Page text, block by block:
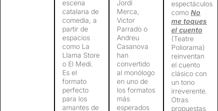
escena
catalana de
comedia, a
partir de
espacios
como La
Llama Store
o El Medi.
Es el
formato
perfecto
para los
amantes de
Jordi
Merca,
Victor
Parrado o
Andreu
Casanova
han
convertido
al monólogo
en uno de
los formatos
más
esperados
espectáculos
como No
me toques
el cuento
(Teatre
Poliorama)
reinventan
el cuento
clásico con
un tono
irreverente.
Otras
propuestas